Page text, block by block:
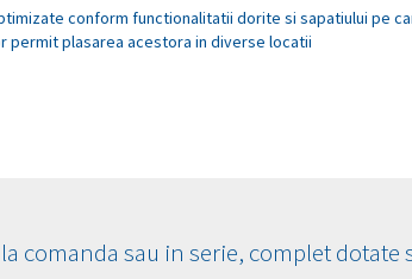
conform functionalitatii dorite si sapatiului pe
plasarea acestora in diverse locatii
comanda sau in serie, complet dotate